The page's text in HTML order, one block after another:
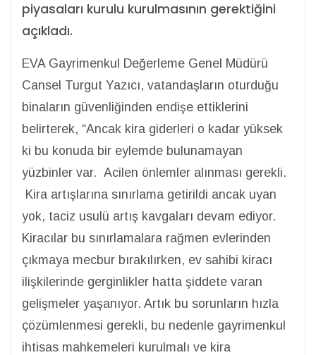
piyasaları kurulu kurulmasının gerektiğini
açıkladı.
EVA Gayrimenkul Değerleme Genel Müdürü
Cansel Turgut Yazıcı, vatandaşların oturduğu
binaların güvenliğinden endişe ettiklerini
belirterek, “Ancak kira giderleri o kadar yüksek
ki bu konuda bir eylemde bulunamayan
yüzbinler var. Acilen önlemler alınması gerekli.
Kira artışlarına sınırlama getirildi ancak uyan
yok, taciz usulü artış kavgaları devam ediyor.
Kiracılar bu sınırlamalara rağmen evlerinden
çıkmaya mecbur bırakılırken, ev sahibi kiracı
ilişkilerinde gerginlikler hatta şiddete varan
gelişmeler yaşanıyor. Artık bu sorunların hızla
çözümlenmesi gerekli, bu nedenle gayrimenkul
ihtisas mahkemeleri kurulmalı ve kira